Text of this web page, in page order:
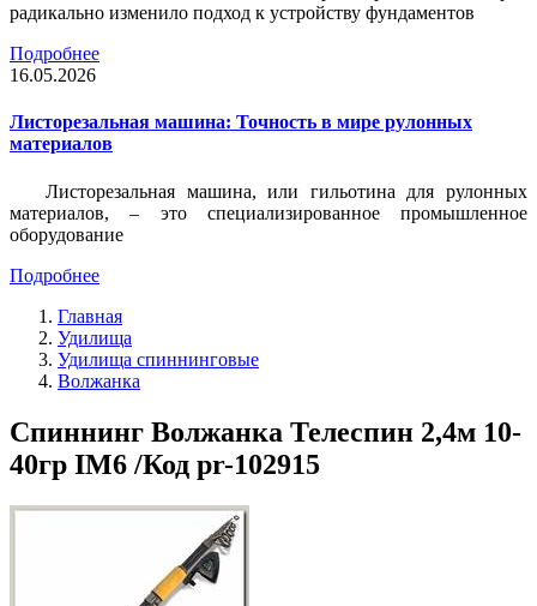
радикально изменило подход к устройству фундаментов
Подробнее
16.05.2026
Листорезальная машина: Точность в мире рулонных
материалов
Листорезальная машина, или гильотина для рулонных
материалов, – это специализированное промышленное
оборудование
Подробнее
Главная
Удилища
Удилища спиннинговые
Волжанка
Спиннинг Волжанка Телеспин 2,4м 10-
40гр IM6 /Код pr-102915